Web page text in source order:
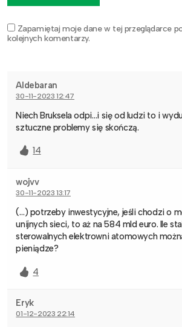
Zapamiętaj moje dane w tej przeglądarce
kolejnych komentarzy.
Aldebaran
30-11-2023 12:47
Niech Bruksela odpi…i się od ludzi to i
sztuczne problemy się skończą.
14
wojvv
30-11-2023 13:17
(…) potrzeby inwestycyjne, jeśli chodzi o
unijnych sieci, to aż na 584 mld euro. Ile
sterowalnych elektrowni atomowych
pieniądze?
4
Eryk
01-12-2023 22:14